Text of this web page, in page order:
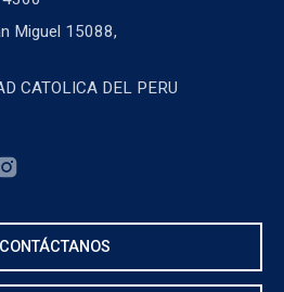
Miguel 15088,
CATOLICA DEL PERU
CONTÁCTANOS